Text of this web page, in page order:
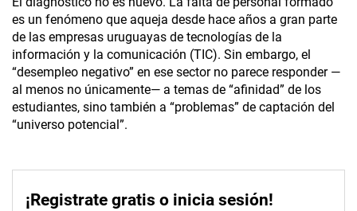
es un fenómeno que aqueja desde hace años a gran parte
de las empresas uruguayas de tecnologías de la
información y la comunicación (TIC). Sin embargo, el
“desempleo negativo” en ese sector no parece responder —
al menos no únicamente— a temas de “afinidad” de los
estudiantes, sino también a “problemas” de captación del
“universo potencial”.
¡Registrate gratis o inicia sesión!